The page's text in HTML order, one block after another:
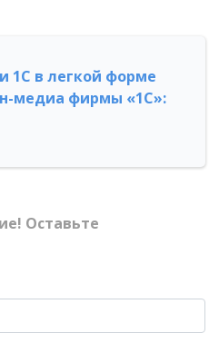
1С в легкой форме
медиа фирмы «1С»:
Оставьте